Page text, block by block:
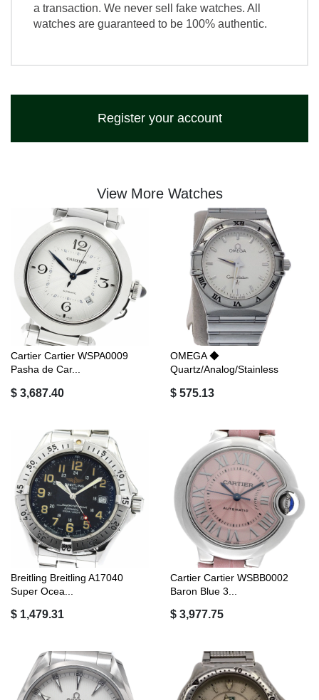
a transaction. We never sell fake watches. All
watches are guaranteed to be 100% authentic.
Register your account
View More Watches
Cartier Cartier WSPA0009
Pasha de Car...
$ 3,687.40
OMEGA ◆
Quartz/Analog/Stainless
$ 575.13
Breitling Breitling A17040
Super Ocea...
$ 1,479.31
Cartier Cartier WSBB0002
Baron Blue 3...
$ 3,977.75